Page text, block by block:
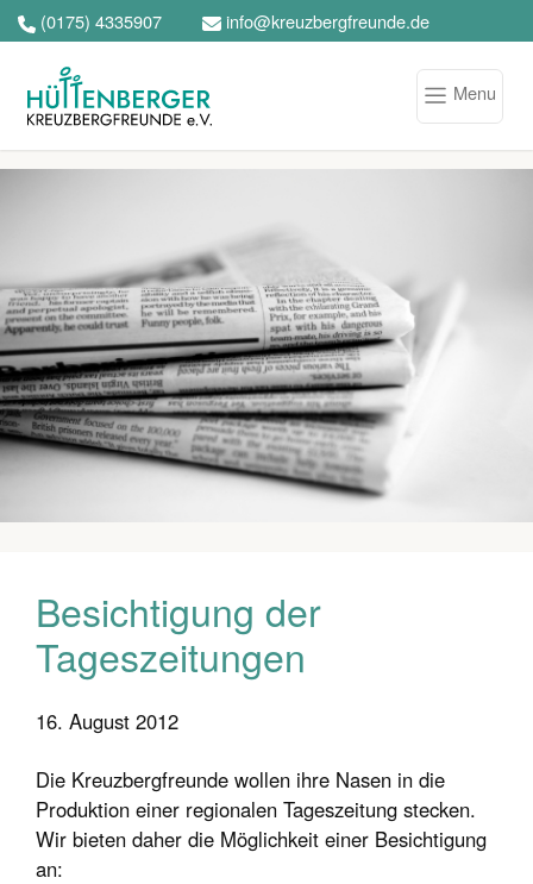
(0175) 4335907 info@kreuzbergfreunde.de
Menu
Besichtigung der
Tageszeitungen
16. August 2012
Die Kreuzbergfreunde wollen ihre Nasen in die
Produktion einer regionalen Tageszeitung stecken.
Wir bieten daher die Möglichkeit einer Besichtigung
an: